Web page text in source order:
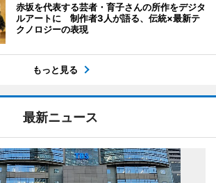
赤坂を代表する芸者・育子さんの所作をデジタ
ルアートに 制作者3人が語る、伝統×最新テ
クノロジーの表現
もっと見る
最新ニュース